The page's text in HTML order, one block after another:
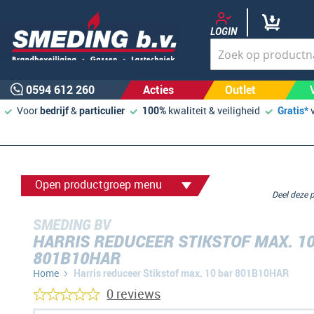
LOGIN
0594 612 260 Acties Outlet
Voorbedrijf&particulier 100% kwaliteit & veiligheid Gratis*
Open productgroep menu
SMEDING BV
HARRIS REDUCEER STIKSTOF MAX.
801B10HAR
Home Harris reduceer Stikstof max. 10 bar 801B10HAR
Deel
0 reviews